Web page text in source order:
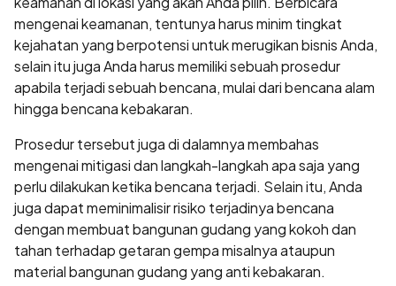
mengenai keamanan, tentunya harus minim tingkat
kejahatan yang berpotensi untuk merugikan bisnis Anda,
selain itu juga Anda harus memiliki sebuah prosedur
apabila terjadi sebuah bencana, mulai dari bencana alam
hingga bencana kebakaran.
Prosedur tersebut juga di dalamnya membahas
mengenai mitigasi dan langkah-langkah apa saja yang
perlu dilakukan ketika bencana terjadi. Selain itu, Anda
juga dapat meminimalisir risiko terjadinya bencana
dengan membuat bangunan gudang yang kokoh dan
tahan terhadap getaran gempa misalnya ataupun
material bangunan gudang yang anti kebakaran.